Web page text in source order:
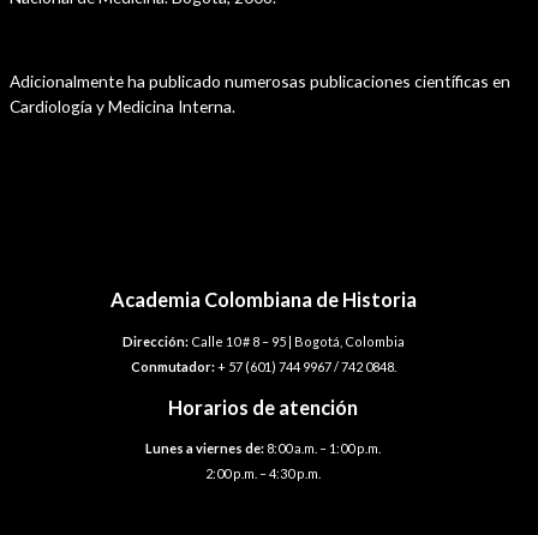
Adicionalmente ha publicado numerosas publicaciones científicas en
Cardiología y Medicina Interna.
Academia Colombiana de Historia
Dirección:Calle 10 # 8 – 95 | Bogotá, Colombia
Conmutador:+ 57 (601) 744 9967 / 742 0848.
Horarios de atención
Lunes a viernes de: 8:00 a.m. – 1:00 p.m.
2:00 p.m. – 4:30 p.m.